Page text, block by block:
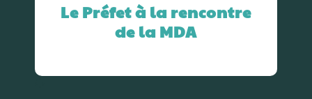
Le Préfet à la rencontre
de la MDA